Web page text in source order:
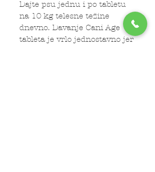
Dajte psu jednu i po tabletu
na 10 kg telesne težine
dnevno. Davanje Cani Age
tableta je vrlo jednostavno jer